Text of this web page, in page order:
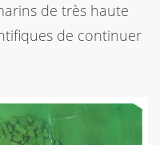
de très haute
de continuer